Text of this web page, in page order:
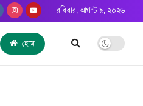
রবিবার, আগস্ট ৯, ২০২৬
হোম